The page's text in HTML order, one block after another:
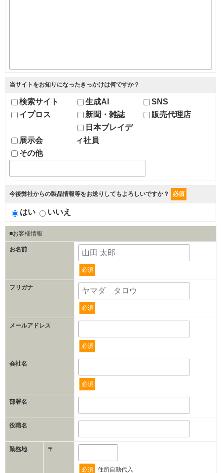
当サイトをお知りになったきっかけは何ですか？
検索サイト 生成AI
SNS
イプロス
新聞・雑誌 販売代理店
展示会
日本ブレイデ
ィ社員
その他
今後弊社からの製品情報等をお送りしてもよろしいですか？ 必須
はい いいえ
■お客様情報
お名前
必須
フリガナ
必須
メールアドレス
必須
会社名
必須
部署名
役職名
勤務地 〒
必須 住所自動代入